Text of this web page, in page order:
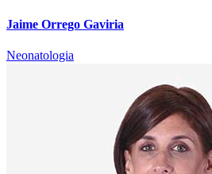
Jaime Orrego Gaviria
Neonatologia